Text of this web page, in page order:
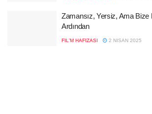
Zamansız, Yersiz, Ama Bize
Ardından
FIL'M HAFIZASI 2 NISAN 2025